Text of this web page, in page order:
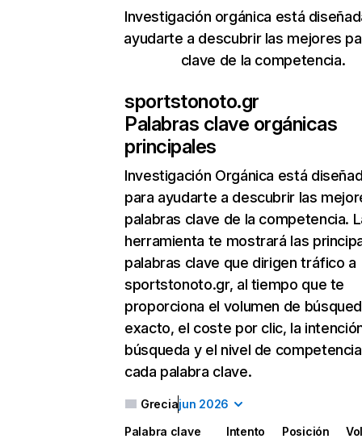
Investigación orgánica está
ayudarte a descubrir las mejores
clave de la competencia.
sportstonoto.gr
Palabras clave orgánicas
principales
Investigación Orgánica está
para ayudarte a descubrir las
palabras clave de la competencia.
herramienta te mostrará las
palabras clave que dirigen tráfico a
sportstonoto.gr, al tiempo que te
proporciona el volumen de
exacto, el coste por clic, la
búsqueda y el nivel de
cada palabra clave.
Greciajun 2026
Palabra clave Intento Posición